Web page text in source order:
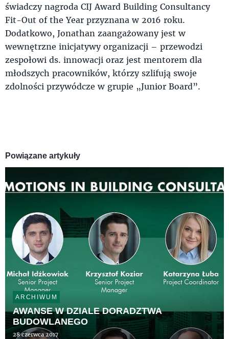
świadczy nagroda CIJ Award Building Consultancy
Fit-Out of the Year przyznana w 2016 roku.
Dodatkowo, Jonathan zaangażowany jest w
wewnętrzne inicjatywy organizacji – przewodzi
zespołowi ds. innowacji oraz jest mentorem dla
młodszych pracowników, którzy szlifują swoje
zdolności przywódcze w grupie „Junior Board”.
Powiązane artykuły
ARCHIWUM
AWANSE W DZIALE DORADZTWA
BUDOWLANEGO
28 czerwca 2017